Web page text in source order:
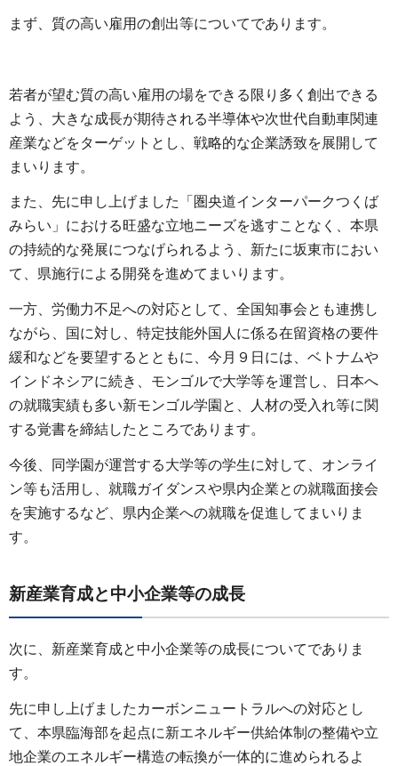
まず、質の高い雇用の創出等についてであります。
若者が望む質の高い雇用の場をできる限り多く創出できる
よう、大きな成長が期待される半導体や次世代自動車関連
産業などをターゲットとし、戦略的な企業誘致を展開して
まいります。
また、先に申し上げました「圏央道インターパークつくば
みらい」における旺盛な立地ニーズを逃すことなく、本県
の持続的な発展につなげられるよう、新たに坂東市におい
て、県施行による開発を進めてまいります。
一方、労働力不足への対応として、全国知事会とも連携し
ながら、国に対し、特定技能外国人に係る在留資格の要件
緩和などを要望するとともに、今月９日には、ベトナムや
インドネシアに続き、モンゴルで大学等を運営し、日本へ
の就職実績も多い新モンゴル学園と、人材の受入れ等に関
する覚書を締結したところであります。
今後、同学園が運営する大学等の学生に対して、オンライ
ン等も活用し、就職ガイダンスや県内企業との就職面接会
を実施するなど、県内企業への就職を促進してまいりま
す。
新産業育成と中小企業等の成長
次に、新産業育成と中小企業等の成長についてでありま
す。
先に申し上げましたカーボンニュートラルへの対応とし
て、本県臨海部を起点に新エネルギー供給体制の整備や立
地企業のエネルギー構造の転換が一体的に進められるよ